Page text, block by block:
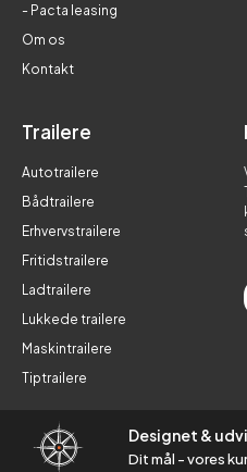
- Pacta leasing
Om os
Kontakt
Trailere
Autotrailere
Bådtrailere
Erhvervstrailere
Fritidstrailere
Ladtrailere
Lukkede trailere
Maskintrailere
Tiptrailere
Designet &
Dit mål - vores